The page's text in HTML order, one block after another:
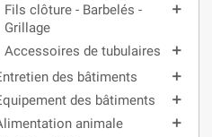
Fils clôture - Barbelés -
Grillage
add
Accessoires de tubulaires add
des bâtiments add
des bâtiments add
animale add